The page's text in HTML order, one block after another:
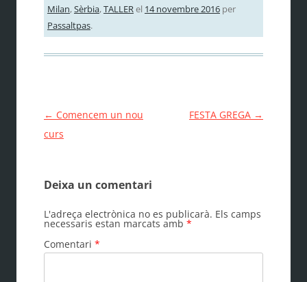
Milan,Sèrbia,TALLERel 14 novembre 2016per
Passaltpas.
Navegació
per
← Comencem un nou
curs
FESTA GREGA →
Deixa un comentari
L'adreça electrònica no es publicarà. Els camps
necessaris estan marcats amb *
Comentari *